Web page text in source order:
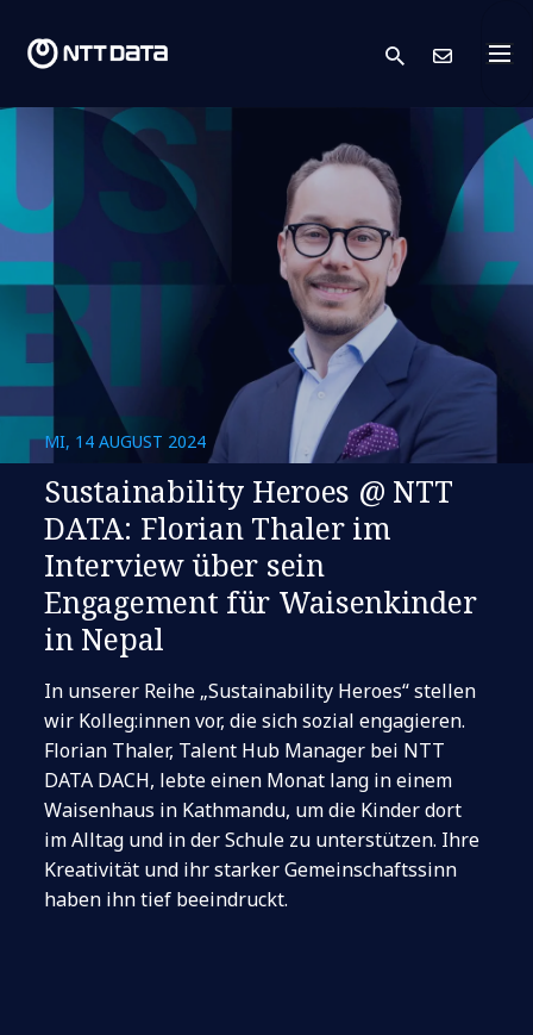
search
MI, 14 AUGUST 2024
Sustainability Heroes @ NTT
DATA: Florian Thaler im
Interview über sein
Engagement für Waisenkinder
in Nepal
In unserer Reihe „Sustainability Heroes“ stellen
wir Kolleg:innen vor, die sich sozial engagieren.
Florian Thaler, Talent Hub Manager bei NTT
DATA DACH, lebte einen Monat lang in einem
Waisenhaus in Kathmandu, um die Kinder dort
im Alltag und in der Schule zu unterstützen. Ihre
Kreativität und ihr starker Gemeinschaftssinn
haben ihn tief beeindruckt.